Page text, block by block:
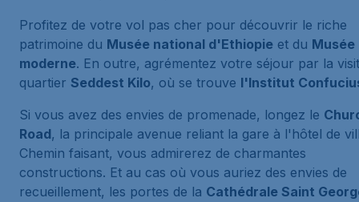
Profitez de votre vol pas cher pour découvrir le riche
patrimoine du Musée national d'Ethiopie et du
moderne. En outre, agrémentez votre séjour par la
quartier Seddest Kilo, où se trouve l'Institut
Si vous avez des envies de promenade, longez le
Road, la principale avenue reliant la gare à l'hôtel de
Chemin faisant, vous admirerez de charmantes
constructions. Et au cas où vous auriez des envies de
recueillement, les portes de la Cathédrale Saint